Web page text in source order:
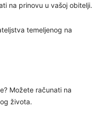
na prinovu u vašoj obitelji.
temeljenog na
Možete računati na
života.